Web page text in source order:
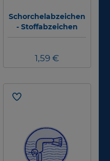
Schorchelabzeichen
- Stoffabzeichen
DSchnA Bronze
1,59 €